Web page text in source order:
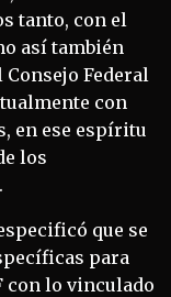
tanto, con el
así también
Federal
con
en ese espíritu
los
que se
para
con lo vinculado